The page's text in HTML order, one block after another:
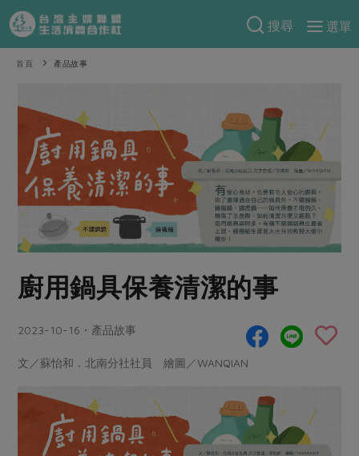
搜尋
選單
產品分類
當令水果
芽苗類 蕈菇類
辛香料類
奶蛋豆・五穀
蛋 乳製品
豆製品 米麵雜糧
肉品・水產
畜產肉類 水產
水畜加工品
調理食材・點心
食材
米食
麵食
海鮮
常備菜
蛋料理
料理方式
烘焙．點心
特別企畫
預購活動
把最好的台灣味帶回家！
防災用品預購圓滿結束
更多預購活動
合作25-精選產品第四彈
合作25-精選產品第三彈
綠主張
觀點文章
主婦食堂 一籃菜真心話
社內大小事 合作聯合國
樂齡生活
廚房瑜伽
關注議題
減硝酸鹽 惜食
關於合作社
關於我們
產品檢驗
自主把關
首頁 產品故事
廚用鍋具保養清潔的事
2023-10-16・產品故事
文／蘇怡和．北南分社社員 繪圖／WANQIAN